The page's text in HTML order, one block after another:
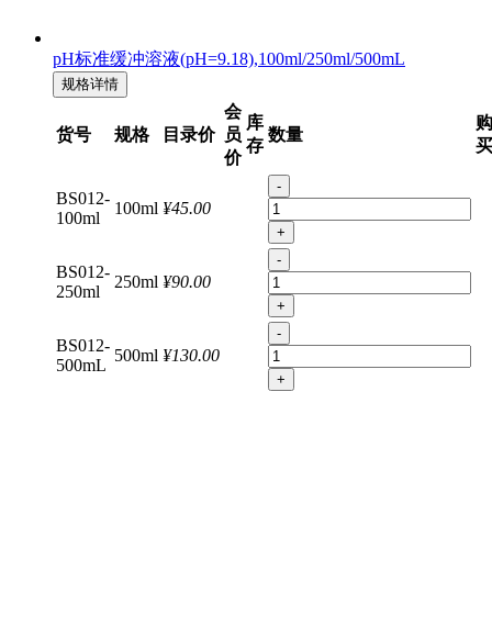
pH标准缓冲溶液(pH=9.18),100ml/250ml/500mL
规格详情
货号 规格 目录价
会
员
价
库
存
数量
购
买
BS012-
100ml
100ml ¥45.00
-
+
BS012-
250ml
250ml ¥90.00
-
+
BS012-
500mL
500ml ¥130.00
-
+